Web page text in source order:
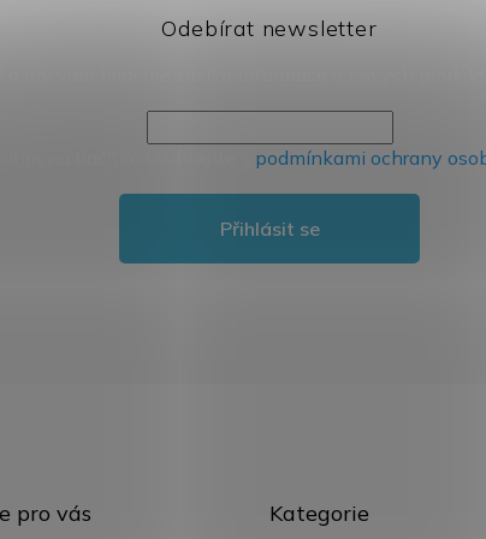
Odebírat newsletter
podmínkami ochrany
Přihlásit se
pro vás
kategorie
Kategorie